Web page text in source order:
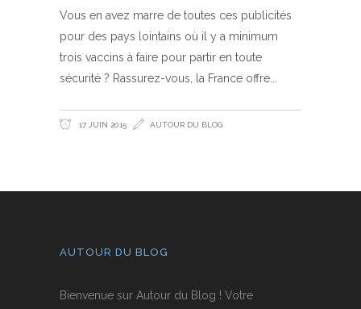
Vous en avez marre de toutes ces publicités
pour des pays lointains où il y a minimum
trois vaccins à faire pour partir en toute
sécurité ? Rassurez-vous, la France offre
17 JUIN 2015 AUTOUR DU BLOG
AUTOUR DU BLOG
Bienvenue sur Autour du Blog ! Votre